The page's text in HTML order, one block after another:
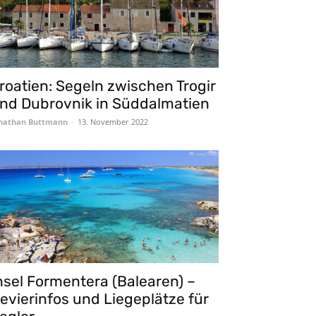
Segeln zwischen Trogir
Dubrovnik in Süddalmatien
Buttmann - 13. November 2022
Formentera (Balearen) –
und Liegeplätze für